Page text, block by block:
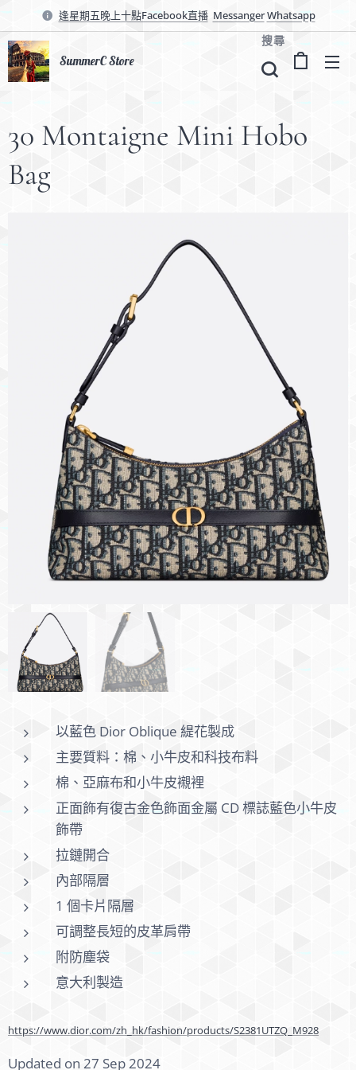
逢星期五晚上十點Facebook直播 MessangerWhatsapp
SummerC Store
搜尋
30 Montaigne Mini Hobo
Bag
以藍色 Dior Oblique 緹花製成
主要質料：棉、小牛皮和科技布料
棉、亞麻布和小牛皮襯裡
正面飾有復古金色飾面金屬 CD 標誌藍色小牛皮
飾帶
拉鏈開合
內部隔層
1 個卡片隔層
可調整長短的皮革肩帶
附防塵袋
意大利製造
https://www.dior.com/zh_hk/fashion/products/S2381UTZQ_M928
Updated on 27 Sep 2024